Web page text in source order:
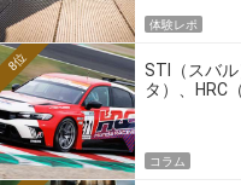
体験レポ
STI（スバル
タ）、HRC
8位
コラム